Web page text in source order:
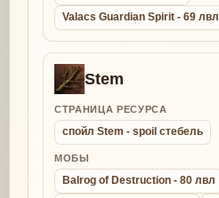
Valacs Guardian Spirit - 69 лвл
Stem
СТРАНИЦА РЕСУРСА
спойл Stem - spoil стебель
МОБЫ
Balrog of Destruction - 80 лвл